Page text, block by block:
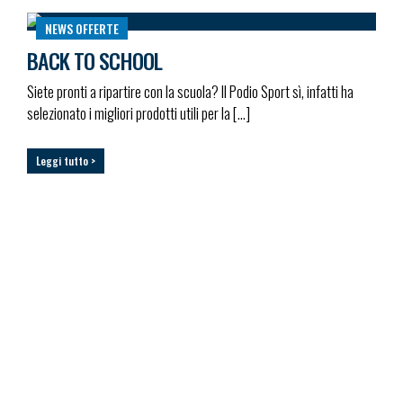
NEWSOFFERTE
BACK TO SCHOOL
Siete pronti a ripartire con la scuola? Il Podio Sport sì, infatti ha
selezionato i migliori prodotti utili per la […]
Leggi tutto >